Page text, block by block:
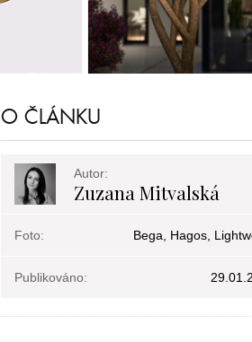
O ČLÁNKU
Autor:
Zuzana Mitvalská
Foto: Bega, Hagos,
Publikováno: